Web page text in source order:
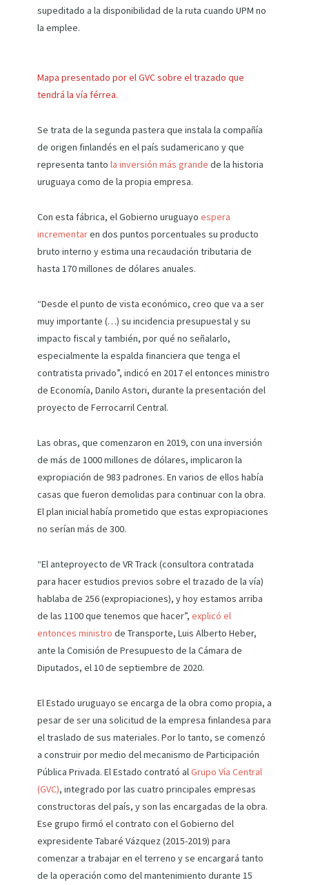
supeditado a la disponibilidad de la ruta cuando UPM no
la emplee.
Mapa presentado por el GVC sobre el trazado que
tendrá la vía férrea.
Se trata de la segunda pastera que instala la compañía
de origen finlandés en el país sudamericano y que
representa tanto la inversión más grande de la historia
uruguaya como de la propia empresa.
Con esta fábrica, el Gobierno uruguayo espera
incrementaren dos puntos porcentuales su producto
bruto interno y estima una recaudación tributaria de
hasta 170 millones de dólares anuales.
“Desde el punto de vista económico, creo que va a ser
muy importante (…) su incidencia presupuestal y su
impacto fiscal y también, por qué no señalarlo,
especialmente la espalda financiera que tenga el
contratista privado”, indicó en 2017 el entonces ministro
de Economía, Danilo Astori, durante la presentación del
proyecto de Ferrocarril Central.
Las obras, que comenzaron en 2019, con una inversión
de más de 1000 millones de dólares, implicaron la
expropiación de 983 padrones. En varios de ellos había
casas que fueron demolidas para continuar con la obra.
El plan inicial había prometido que estas expropiaciones
no serían más de 300.
“El anteproyecto de VR Track (consultora contratada
para hacer estudios previos sobre el trazado de la vía)
hablaba de 256 (expropiaciones), y hoy estamos arriba
de las 1100 que tenemos que hacer”, explicó el
entonces ministro de Transporte, Luis Alberto Heber,
ante la Comisión de Presupuesto de la Cámara de
Diputados, el 10 de septiembre de 2020.
El Estado uruguayo se encarga de la obra como propia, a
pesar de ser una solicitud de la empresa finlandesa para
el traslado de sus materiales. Por lo tanto, se comenzó
a construir por medio del mecanismo de Participación
Pública Privada. El Estado contrató alGrupo Vía Central
(GVC), integrado por las cuatro principales empresas
constructoras del país, y son las encargadas de la obra.
Ese grupo firmó el contrato con el Gobierno del
expresidente Tabaré Vázquez (2015-2019) para
comenzar a trabajar en el terreno y se encargará tanto
de la operación como del mantenimiento durante 15